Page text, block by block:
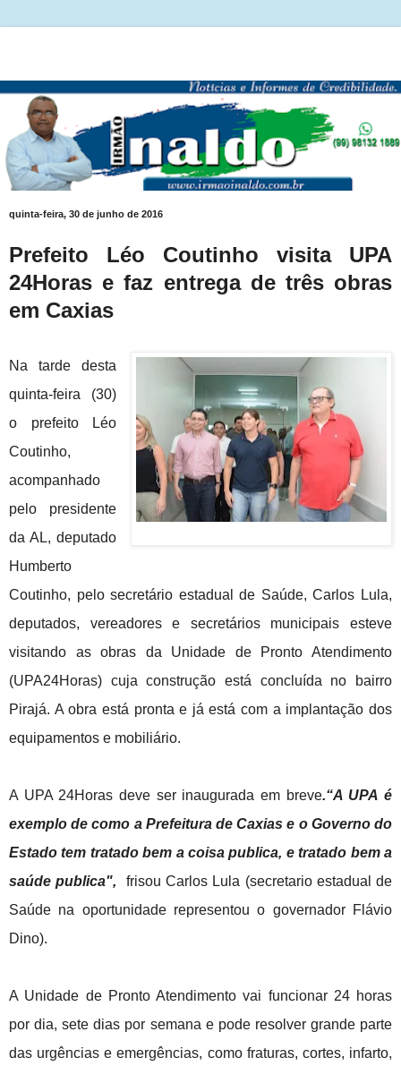
quinta-feira, 30 de junho de 2016
Prefeito Léo Coutinho visita UPA
24Horas e faz entrega de três obras
em Caxias
Na tarde desta
quinta-feira (30)
o prefeito Léo
Coutinho,
acompanhado
pelo presidente
da AL, deputado
Humberto
Coutinho, pelo secretário estadual de Saúde, Carlos Lula,
deputados, vereadores e secretáriosmunicipais esteve
visitando as obras da Unidade de Pronto Atendimento
(UPA24Horas) cuja construção está concluída no bairro
Pirajá. A obra está pronta e já está com a implantação dos
equipamentos e mobiliário.
A UPA 24Horas deve ser inaugurada em breve.“A UPA é
exemplo de como a Prefeitura de Caxias e o Governo do
Estado tem tratado bem a coisa publica, e tratado bem a
saúde publica", frisou Carlos Lula (secretarioestadual de
Saúde na oportunidade representou o governador Flávio
Dino).
A Unidade de Pronto Atendimento vai funcionar 24 horas
por dia, sete dias por semana e pode resolver grande parte
das urgências e emergências, como fraturas, cortes, infarto,